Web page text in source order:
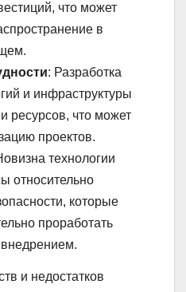
что может
в
: Разработка
и инфраструктуры
ресурсов, что может
проектов.
технологии
относительно
которые
проработать
и недостатков